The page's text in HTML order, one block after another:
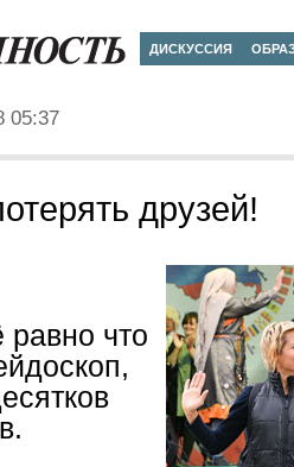
ДИСКУССИЯ
05:37
друзей!
что